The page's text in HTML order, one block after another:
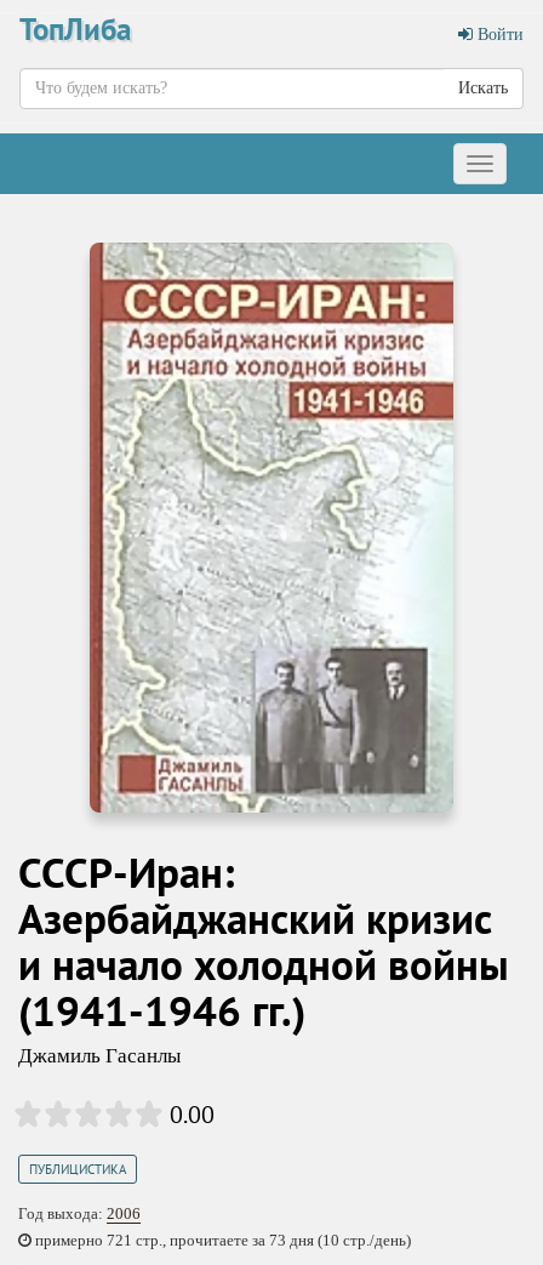
ТопЛиба Войти
Искать
Меню
СССР-Иран:
Азербайджанский кризис
и начало холодной войны
(1941-1946 гг.)
Джамиль Гасанлы
0.00
ПУБЛИЦИСТИКА
Год выхода: 2006
примерно 721 стр., прочитаете за 73 дня (10 стр./день)